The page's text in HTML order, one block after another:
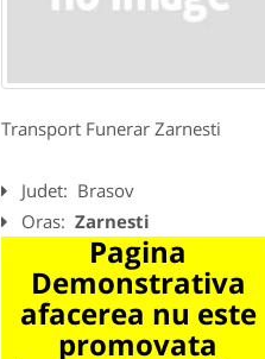
Transport Funerar Zarnesti
Judet: Brasov
Oras: Zarnesti
Pagina
Demonstrativa
afacerea nu este
promovata